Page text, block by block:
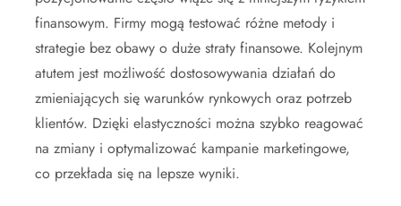
finansowym. Firmy mogą testować różne metody i
strategie bez obawy o duże straty finansowe. Kolejnym
atutem jest możliwość dostosowywania działań do
zmieniających się warunków rynkowych oraz potrzeb
klientów. Dzięki elastyczności można szybko reagować
na zmiany i optymalizować kampanie marketingowe,
co przekłada się na lepsze wyniki.